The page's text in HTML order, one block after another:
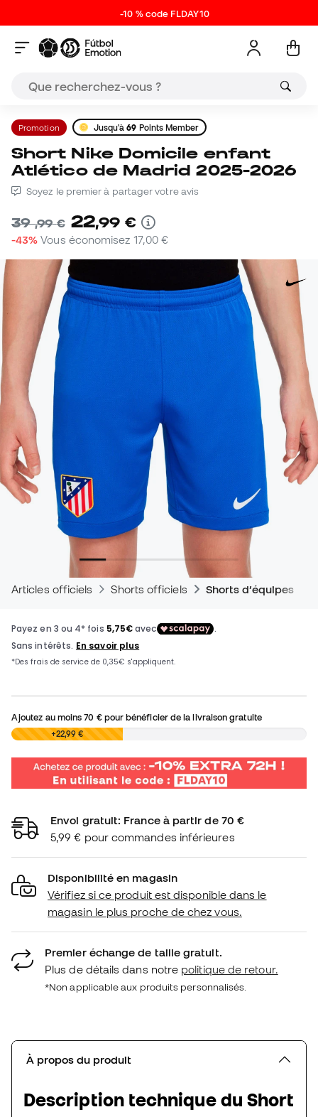
-10 % code FLDAY10
Promotion Jusqu'à69 Points Member
Short Nike Domicile enfant
Atlético de Madrid 2025-2026
Soyez le premier à partager votre avis
39,99 € 22,99 €
-43% Vous économisez 17,00 €
Articles officiels Shorts officiels Shorts d’équipes
Ajoutez au moins70 €pour bénéficier de la livraison gratuite
0,00 € +22,99 €
Envoi gratuit: France à partir de 70 €
5,99 € pour commandes inférieures
Disponibilité en magasin
Vérifiez si ce produit est disponible dans le
magasin le plus proche de chez vous.
Premier échange de taille gratuit.
Plus de détails dans notre politique de retour.
*Non applicable aux produits personnalisés.
À propos du produit
Description technique du Short